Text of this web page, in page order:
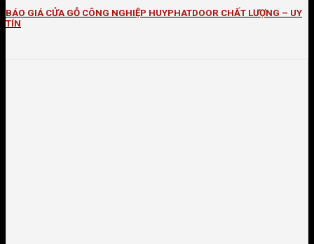
BÁO GIÁ CỬA GỖ CÔNG NGHIỆP HUYPHATDOOR CHẤT LƯỢNG – UY
TÍN